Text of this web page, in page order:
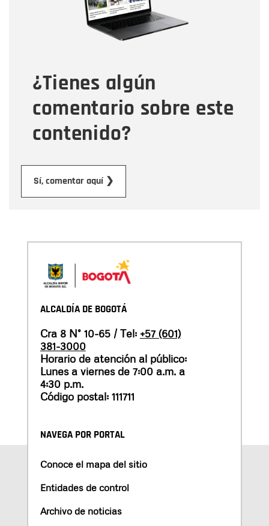
¿Tienes algún
comentario sobre este
contenido?
Sí, comentar aquí ❯
Tipo de comentario
Mensaje
ALCALDÍA DE BOGOTÁ
Cra 8 N° 10-65 / Tel: +57 (601)
381-3000
Horario de atención al público:
Lunes a viernes de 7:00 a.m. a
4:30 p.m.
Código postal: 111711
NAVEGA POR PORTAL
Conoce el mapa del sitio
Entidades de control
Archivo de noticias